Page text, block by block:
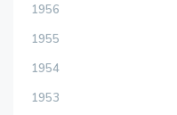
1956
1955
1954
1953